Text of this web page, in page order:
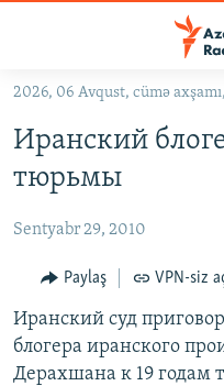
Əsas
qayıt
Əsas
naviqasiyaya
qayıt
#İZAHLA
KORRUPSIOMETR
#ƏSLINDƏ
FƏRQƏ BAX
QANUNI DOĞRU
ARAŞDIRMA
2026, 06 Avqust, cümə
Иранский
тюрьмы
Sentyabr 29, 2010
Paylaş VPN-siz
Иранский суд
блогера иранcкого
Дерахшана к 19 годам